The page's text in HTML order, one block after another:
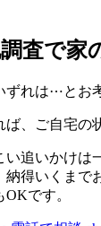
査で家
れは⋯とお
、ご自宅の
追いかけは
得いくまで
です。